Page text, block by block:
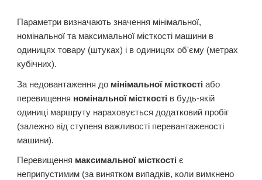
Параметри визначають значення мінімальної,
номінальної та максимальної місткості машини в
одиницях товару (штуках) і в одиницях об'єму (метрах
кубічних).
За недовантаження до мінімальної місткості або
перевищення номінальної місткості в будь-якій
одиниці маршруту нараховується додатковий пробіг
(залежно від ступеня важливості перевантаженості
машини).
Перевищення максимальної місткості є
неприпустимим (за винятком випадків, коли вимкнено